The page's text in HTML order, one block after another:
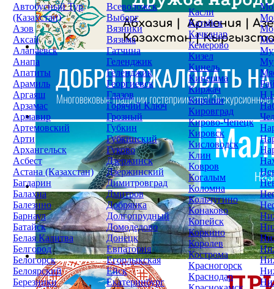
Автобусный Тур
(Казахстан)
Азов
Аксай
Алапаевск
Анапа
Апатиты
Арамиль
Аргаяш
Арзамас
Армавир
Артемовский
Арти
Архангельск
Асбест
Астана (Казахстан)
Багдарин
Балахна
Балезино
Барнаул
Батайск
Белая Калитва
Белгород
Белогорск
Белоярский
Березники
Всеволожск
Выборг
Вязники
Вязьма
Гатчина
Геленджик
Геленджик
Георгиевск
Глазов
Горячий Ключ
Грозный
Губкин
Губкинский
Гуково
Дзержинск
Дзержинский
Димитровград
Дмитров
Добрянка
Долгопрудный
Домодедово
Донецк
Евпатория
Егорлыкская
Ейск
Екатеринбург
Касли
Катайск
Качканар
Кемерово
Кизел
Кинель
Кинешма
Киржач
Кириши
Кировград
Кирово-Чепецк
Кировск
Кисловодск
Клин
Ковров
Когалым
Коломна
Кольчугино
Конаково
Копейск
Коркино
Королев
Кострома
Красногорск
Краснодар